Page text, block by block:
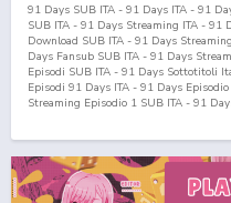
91 Days SUB ITA - 91 Days ITA - 91
SUB ITA - 91 Days Streaming ITA - 91
Download SUB ITA - 91 Days
Days Fansub SUB ITA - 91 Days
Episodi SUB ITA - 91 Days Sottotitoli
Episodi 91 Days ITA - 91 Days Episodio
Streaming Episodio 1 SUB ITA - 91